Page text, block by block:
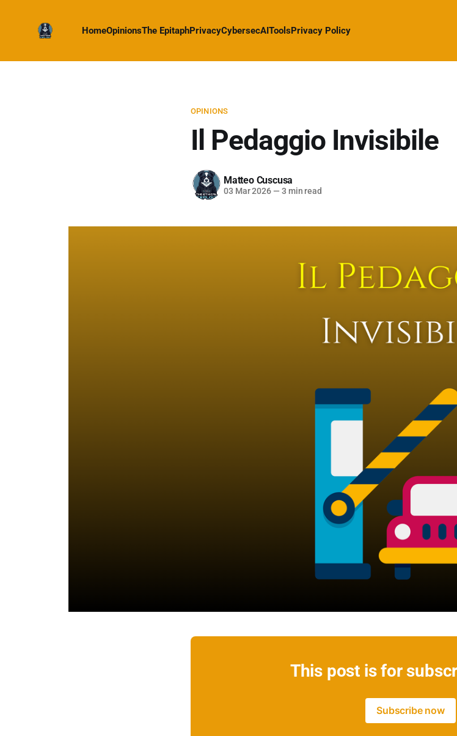
HomeOpinionsThe EpitaphPrivacyCybersecAIToolsPrivacy Policy
OPINIONS
Il Pedaggio Invisibile
Matteo Cuscusa
03 Mar 2026 — 3 min read
This post is for
Subscribe now